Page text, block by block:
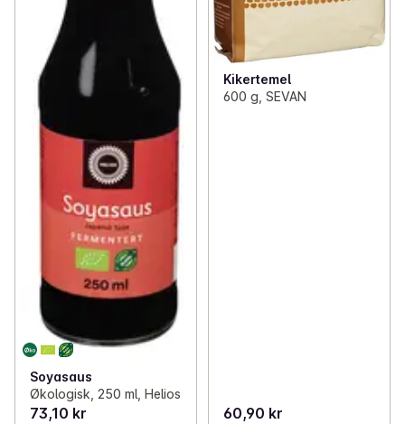
Soyasaus
Økologisk, 250 ml, Helios
73,10 kr
Kikertemel
600 g, SEVAN
60,90 kr